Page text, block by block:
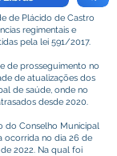
de Plácido de Castro
regimentais e
pela lei 591/2017.
de prosseguimento no
de atualizações dos
de saúde, onde no
desde 2020.
do Conselho Municipal
ocorrida no dia 26 de
2022. Na qual foi